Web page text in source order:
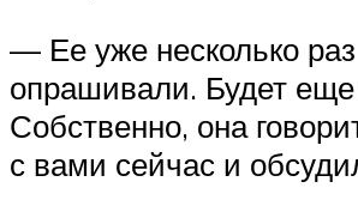
— Ее уже несколько раз
опрашивали. Будет
Собственно, она
с вами сейчас и